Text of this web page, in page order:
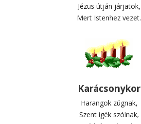
Jézus útján járjatok,
Mert Istenhez vezet.
Karácsonykor
Harangok zúgnak,
Szent igék szólnak,